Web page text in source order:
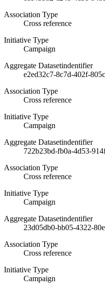
Association Type
Cross reference
Initiative Type
Campaign
Aggregate Datasetindentifier
e2ed32c7-8c7d-402f-
Association Type
Cross reference
Initiative Type
Campaign
Aggregate Datasetindentifier
722b23bd-fb0a-4d53-
Association Type
Cross reference
Initiative Type
Campaign
Aggregate Datasetindentifier
23d05db0-bb05-4322-
Association Type
Cross reference
Initiative Type
Campaign